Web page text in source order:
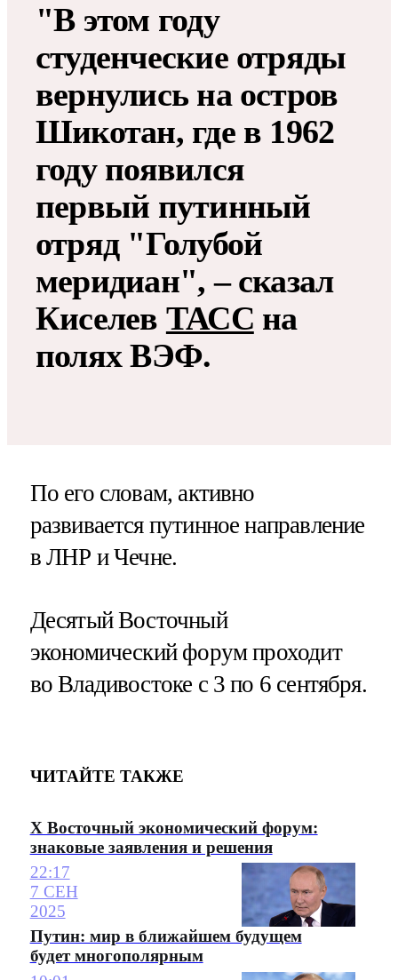
"В этом году
студенческие отряды
вернулись на остров
Шикотан, где в 1962
году появился
первый путинный
отряд "Голубой
меридиан", – сказал
Киселев ТАСС на
полях ВЭФ.
По его словам, активно
развивается путинное направление
в ЛНР и Чечне.
Десятый Восточный
экономический форум проходит
во Владивостоке с 3 по 6 сентября.
ЧИТАЙТЕ ТАКЖЕ
X Восточный экономический форум:
знаковые заявления и решения
22:17
7 СЕН
2025
Путин: мир в ближайшем будущем
будет многополярным